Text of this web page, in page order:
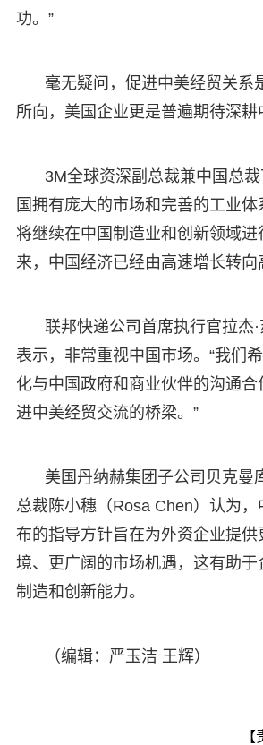
功。”
毫无疑问，促进中美经贸关系
所向，美国企业更是普遍期待深耕
3M全球资深副总裁兼中国总
国拥有庞大的市场和完善的工业
将继续在中国制造业和创新领域进
来，中国经济已经由高速增长转向
联邦快递公司首席执行官拉杰
表示，非常重视中国市场。“我们
化与中国政府和商业伙伴的沟通合
进中美经贸交流的桥梁。”
美国丹纳赫集团子公司贝克曼
总裁陈小穗（Rosa Chen）认为，
布的指导方针旨在为外资企业提供
境、更广阔的市场机遇，这有助于
制造和创新能力。
（编辑：严玉洁 王辉）